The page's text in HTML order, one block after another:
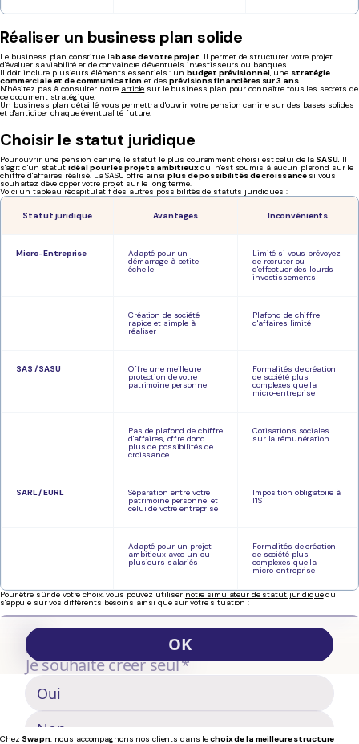
Réaliser un business plan solide
Le business plan constitue labase de votre projet. Il permet de structurer votre projet,
d'évaluer sa viabilité et de convaincre d'éventuels investisseurs ou banques.
Il doit inclure plusieurs éléments essentiels : un budget prévisionnel, une stratégie
commerciale et de communication et desprévisions financières sur 3 ans.
N'hésitez pas à consulter notre article sur le business plan pour connaître tous les secrets de
ce document stratégique.
Un business plan détaillé vous permettra d'ouvrir votre pension canine sur des bases solides
et d'anticiper chaque éventualité future.
Choisir le statut juridique
Pour ouvrir une pension canine, le statut le plus couramment choisi est celui de la SASU. Il
s'agit d'un statut idéal pour les projets ambitieuxqui n'est soumis à aucun plafond sur le
chiffre d'affaires réalisé. La SASU offre ainsiplus de possibilités de croissance si vous
souhaitez développer votre projet sur le long terme.
Voici un tableau récapitulatif des autres possibilités de statuts juridiques :
Statut juridique Avantages Inconvénients
Micro-Entreprise Adapté pour un
démarrage à petite
échelle
Limité si vous prévoyez
de recruter ou
d'effectuer des lourds
investissements
Création de société
rapide et simple à
réaliser
Plafond de chiffre
d'affaires limité
SAS / SASU Offre une meilleure
protection de votre
patrimoine personnel
Formalités de création
de société plus
complexes que la
micro-entreprise
Pas de plafond de chiffre
d'affaires, offre donc
plus de possibilités de
croissance
Cotisations sociales
sur la rémunération
SARL / EURL Séparation entre votre
patrimoine personnel et
celui de votre entreprise
Imposition obligatoire à
l'IS
Adapté pour un projet
ambitieux avec un ou
plusieurs salariés
Formalités de création
de société plus
complexes que la
micro-entreprise
Pour être sûr de votre choix, vous pouvez utilisernotre simulateur de statut juridiquequi
s'appuie sur vos différents besoins ainsi que sur votre situation :
Chez Swapn, nous accompagnons nos clients dans lechoix de la meilleure structure